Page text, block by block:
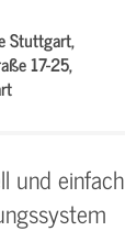
Stuttgart,
17-25,
und einfach